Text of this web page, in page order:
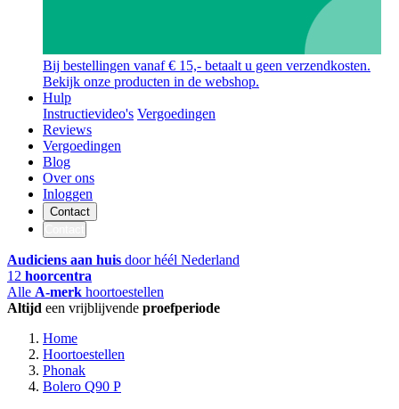
Bij bestellingen vanaf € 15,- betaalt u geen verzendkosten.
Bekijk onze producten in de webshop.
Hulp
Instructievideo's Vergoedingen
Reviews
Vergoedingen
Blog
Over ons
Inloggen
Contact
Audiciens aan huis door héél Nederland
12 hoorcentra
Alle A-merk hoortoestellen
Altijd een vrijblijvende proefperiode
Home
Hoortoestellen
Phonak
Bolero Q90 P